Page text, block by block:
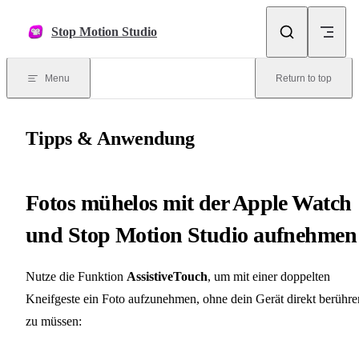
Stop Motion Studio
Menu Return to top
Tipps & Anwendung
Fotos mühelos mit der Apple Watch
und Stop Motion Studio aufnehmen
Nutze die Funktion AssistiveTouch, um mit einer doppelten
Kneifgeste ein Foto aufzunehmen, ohne dein Gerät direkt
zu müssen: